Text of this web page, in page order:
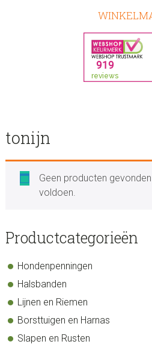
tonijn
Geen producten
voldoen.
sidebar
Store
Productcategorieën
Hondenpenningen
Halsbanden
Lijnen en Riemen
Borsttuigen en Harnas
Slapen en Rusten